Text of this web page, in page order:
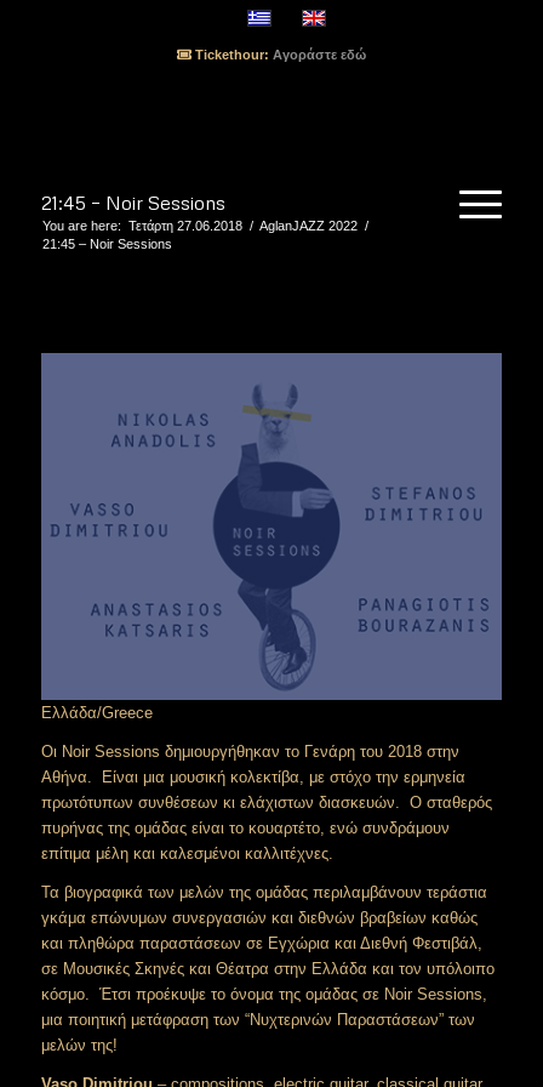
Tickethour: Αγοράστε εδώ
21:45 – Noir Sessions
You are here: Τετάρτη 27.06.2018 / AglanJAZZ 2022 /
21:45 – Noir Sessions
Ελλάδα/Greece
Οι Noir Sessions δημιουργήθηκαν το Γενάρη του 2018 στην
Αθήνα. Είναι μια μουσική κολεκτίβα, με στόχο την ερμηνεία
πρωτότυπων συνθέσεων κι ελάχιστων διασκευών. Ο σταθερός
πυρήνας της ομάδας είναι το κουαρτέτο, ενώ συνδράμουν
επίτιμα μέλη και καλεσμένοι καλλιτέχνες.
Τα βιογραφικά των μελών της ομάδας περιλαμβάνουν τεράστια
γκάμα επώνυμων συνεργασιών και διεθνών βραβείων καθώς
και πληθώρα παραστάσεων σε Εγχώρια και Διεθνή Φεστιβάλ,
σε Μουσικές Σκηνές και Θέατρα στην Ελλάδα και τον υπόλοιπο
κόσμο. Έτσι προέκυψε το όνομα της ομάδας σε Noir Sessions,
μια ποιητική μετάφραση των “Νυχτερινών Παραστάσεων” των
μελών της!